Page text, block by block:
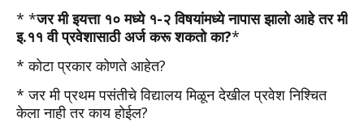
* *जर मी इयत्ता १० मध्ये १-२ विषयांमध्ये नापास झालो आहे तर मी
इ.११ वी प्रवेशासाठी अर्ज करू शकतो का?*
* कोटा प्रकार कोणते आहेत?
* जर मी प्रथम पसंतीचे विद्यालय मिळून देखील प्रवेश निश्चित
केला नाही तर काय होईल?